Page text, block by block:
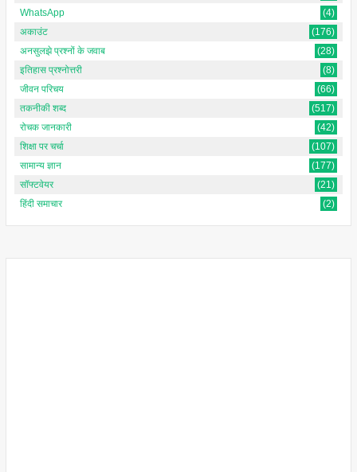
WhatsApp
(4)
अकाउंट
(176)
अनसुलझे प्रश्नों के जवाब
(28)
इतिहास प्रश्नोत्तरी
(8)
जीवन परिचय
(66)
तकनीकी शब्द
(517)
रोचक जानकारी
(42)
शिक्षा पर चर्चा
(107)
सामान्य ज्ञान
(177)
सॉफ्टवेयर
(21)
हिंदी समाचार
(2)